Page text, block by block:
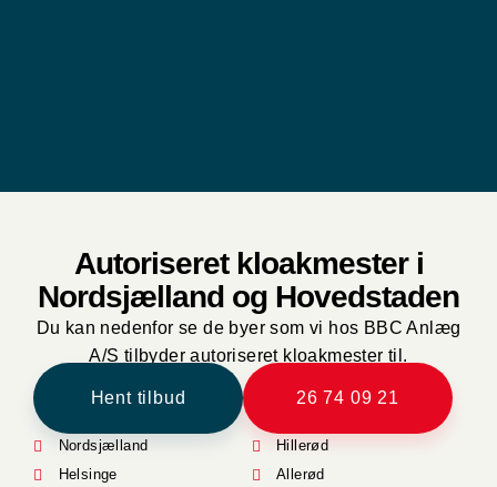
Autoriseret kloakmester i
Nordsjælland og Hovedstaden
Du kan nedenfor se de byer som vi hos BBC Anlæg
A/S tilbyder autoriseret kloakmester til.
Hent tilbud 26 74 09 21
Nordsjælland
Hillerød
Helsinge
Allerød